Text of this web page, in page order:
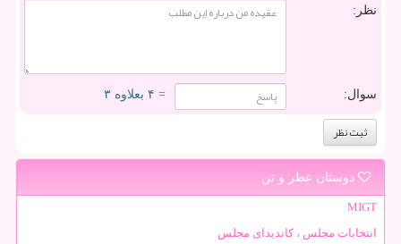
نظر:
سوال: = ۴ بعلاوه ۳
دوستان عطر و تن
MIGT
انتخابات مجلس ، کاندیدای مجلس